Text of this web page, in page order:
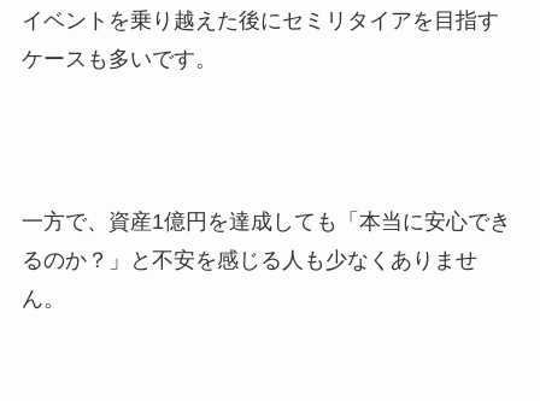
イベントを乗り越えた後にセミリタイアを目指す
ケースも多いです。
一方で、資産1億円を達成しても「本当に安心でき
るのか？」と不安を感じる人も少なくありませ
ん。